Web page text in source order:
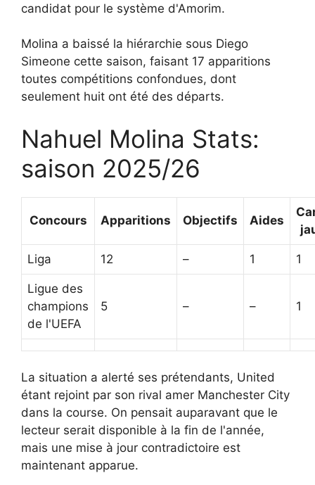
candidat pour le système d'Amorim.
Molina a baissé la hiérarchie sous Diego
Simeone cette saison, faisant 17 apparitions
toutes compétitions confondues, dont
seulement huit ont été des départs.
Nahuel Molina Stats:
saison 2025/26
Concours Apparitions Objectifs Aides
Liga 12 – 1 1
Ligue des
champions
de l'UEFA
5 – – 1
La situation a alerté ses prétendants, United
étant rejoint par son rival amer Manchester City
dans la course. On pensait auparavant que le
lecteur serait disponible à la fin de l'année,
mais une mise à jour contradictoire est
maintenant apparue.